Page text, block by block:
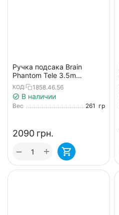
Ручка подсака Brain
Phantom Tele 3.5m
(телескопическая)
КОД: 1858.46.56
В наличии
Вес 261 гр
‍2090‍ грн.
+
−